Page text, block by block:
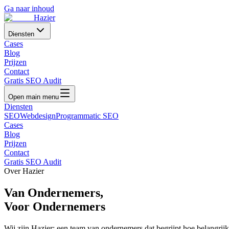
Ga naar inhoud
Hazier
Diensten
Cases
Blog
Prijzen
Contact
Gratis SEO Audit
Open main menu
Diensten
SEOWebdesignProgrammatic SEO
Cases
Blog
Prijzen
Contact
Gratis SEO Audit
Over Hazier
Van Ondernemers,
Voor Ondernemers